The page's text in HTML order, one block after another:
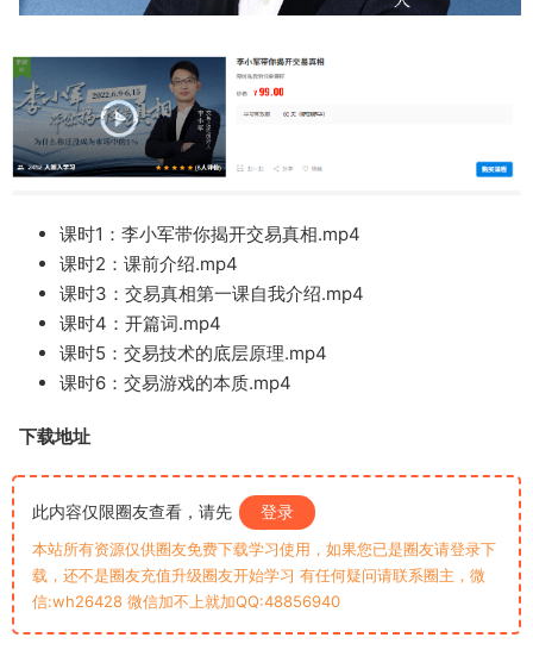
课时1：李小军带你揭开交易真相.mp4
课时2：课前介绍.mp4
课时3：交易真相第一课自我介绍.mp4
课时4：开篇词.mp4
课时5：交易技术的底层原理.mp4
课时6：交易游戏的本质.mp4
下载地址
此内容仅限圈友查看，请先 登录
本站所有资源仅供圈友免费下载学习使用，如果您已是圈友请登录下
载，还不是圈友充值升级圈友开始学习 有任何疑问请联系圈主，微
信:wh26428 微信加不上就加QQ:48856940